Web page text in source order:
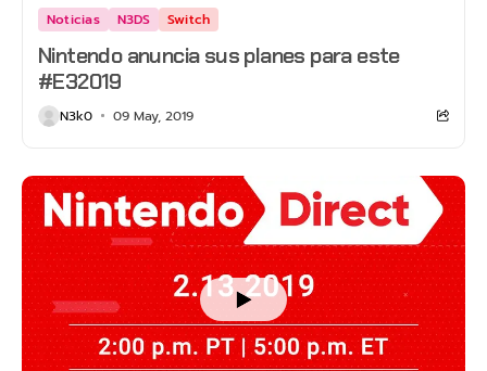
Noticias N3DS Switch
Nintendo anuncia sus planes para este
#E32019
N3k0 09 May, 2019